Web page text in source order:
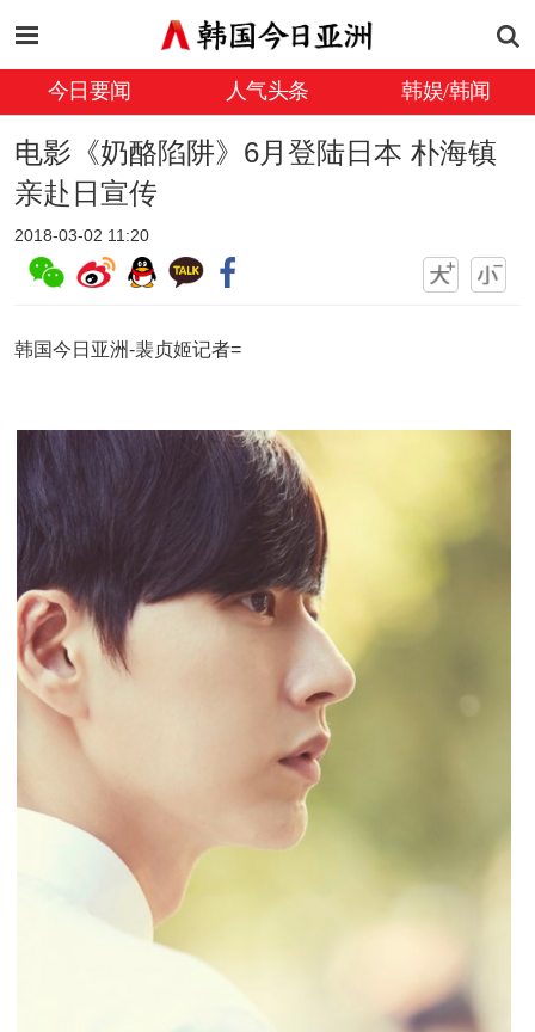
今日要闻 人气头条 韩娱/韩闻
电影《奶酪陷阱》6月登陆日本 朴海镇
亲赴日宣传
2018-03-02 11:20
韩国今日亚洲-裴贞姬记者=